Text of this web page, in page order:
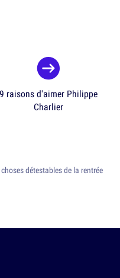
9 raisons d'aimer Philippe
Charlier
détestables de la rentrée